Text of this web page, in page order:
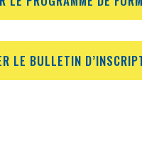
LE BULLETIN